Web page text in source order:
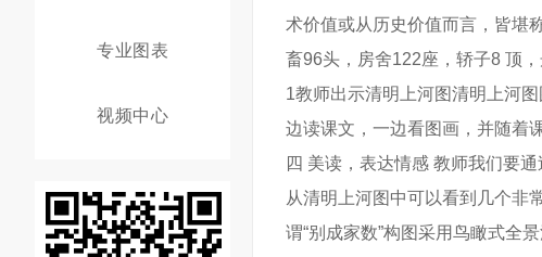
专业图表
视频中心
术价值或从历史价值而言，皆堪
畜96头，房舍122座，轿子8 顶
1教师出示清明上河图清明上河
边读课文，一边看图画，并随着
四 美读，表达情感 教师我们要
从清明上河图中可以看到几个非
谓“别成家数”构图采用鸟瞰式全